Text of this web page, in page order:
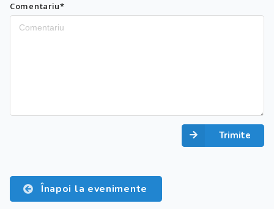
Comentariu*
Trimite
Înapoi la evenimente